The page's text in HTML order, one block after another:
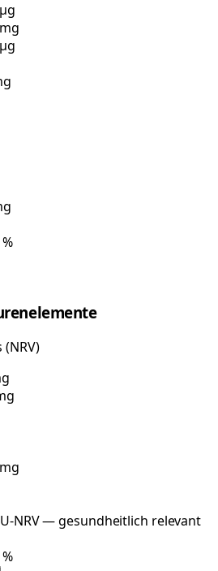
(NRV)
NRV — gesundheitlich relevant